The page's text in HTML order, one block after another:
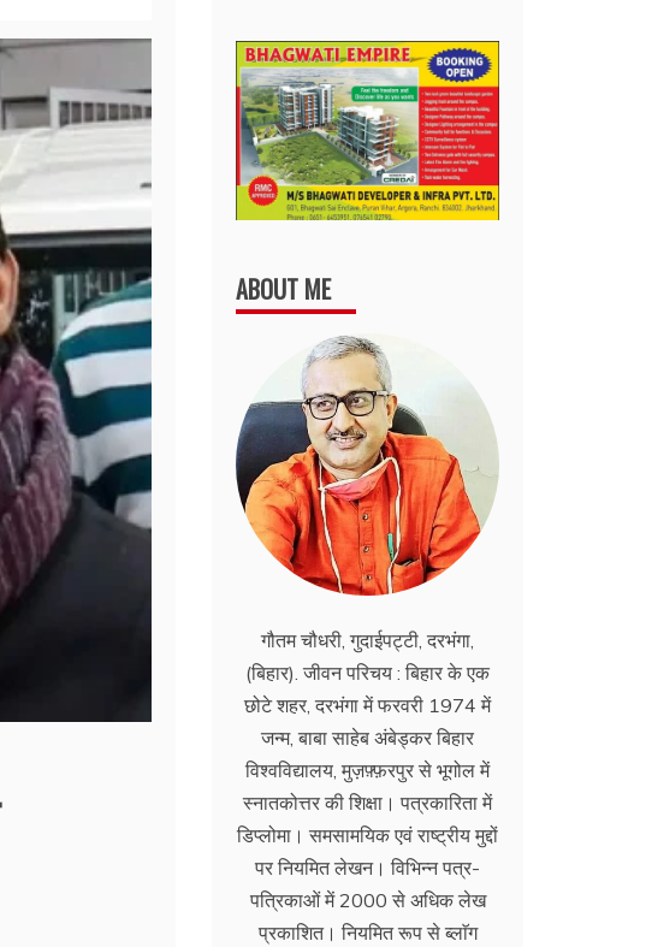
ABOUT ME
गौतम चौधरी, गुदाईपट्टी, दरभंगा,
(बिहार). जीवन परिचय : बिहार के एक
छोटे शहर, दरभंगा में फरवरी 1974 में
जन्म, बाबा साहेब अंबेड्कर बिहार
विश्वविद्यालय, मुज़फ़्फ़रपुर से भूगोल में
स्नातकोत्तर की शिक्षा। पत्रकारिता में
डिप्लोमा। समसामयिक एवं राष्ट्रीय मुद्दों
पर नियमित लेखन। विभिन्न पत्र-
पत्रिकाओं में 2000 से अधिक लेख
प्रकाशित। नियमित रूप से ब्लाॅग